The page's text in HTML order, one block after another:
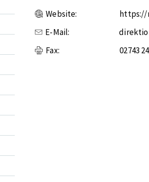
Website:
https://
E-Mail:
Fax:
02743